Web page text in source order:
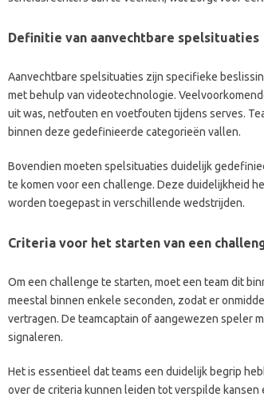
Definitie van aanvechtbare spelsituaties
Aanvechtbare spelsituaties zijn specifieke
met behulp van videotechnologie.
uit was, netfouten en voetfouten tijdens serves.
binnen deze gedefinieerde categorieën vallen.
Bovendien moeten spelsituaties duidelijk
te komen voor een challenge. Deze duidelijkheid
worden toegepast in verschillende wedstrijden.
Criteria voor het starten van een
Om een challenge te starten, moet een team dit
meestal binnen enkele seconden, zodat er
vertragen. De teamcaptain of aangewezen speler
signaleren.
Het is essentieel dat teams een duidelijk begrip
over de criteria kunnen leiden tot verspilde